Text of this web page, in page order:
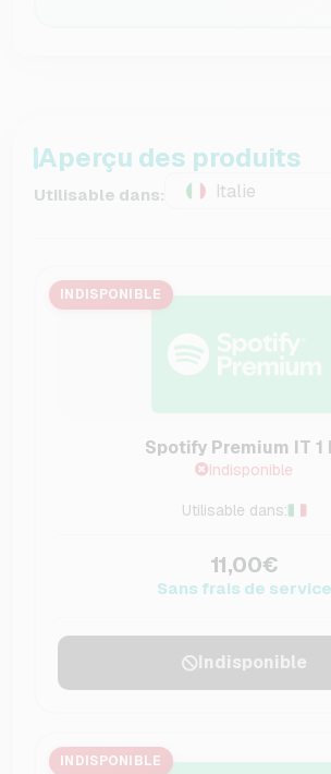
Aperçu des produits
Utilisable dans: Italie
INDISPONIBLE
Spotify Premium IT 1
Indisponible
Utilisable dans:
11,00€
Sans frais de service
Indisponible
INDISPONIBLE